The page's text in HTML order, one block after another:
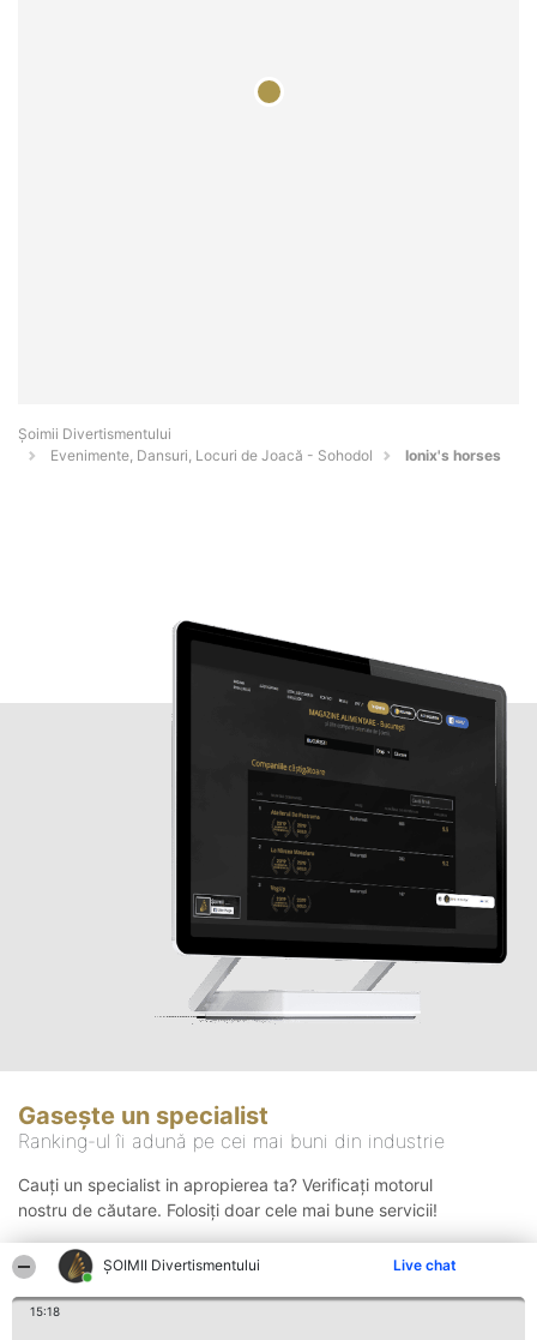
ŞOIMII Divertismentului Live chat
15:18
Şoimii Divertismentului
Evenimente, Dansuri, Locuri de Joacă - Sohodol
Ionix's horses
Gasește un specialist
Ranking-ul îi adună pe cei mai buni din industrie
Cauți un specialist in apropierea ta? Verificați motorul
nostru de căutare. Folosiți doar cele mai bune servicii!